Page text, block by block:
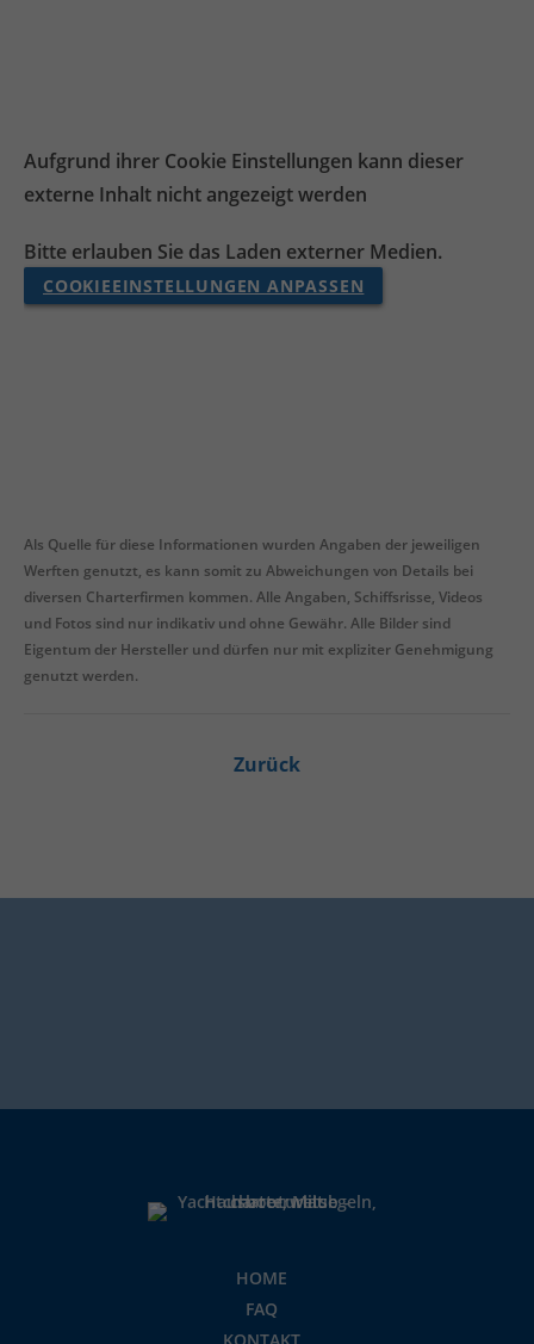
Aufgrund ihrer Cookie Einstellungen kann dieser
externe Inhalt nicht angezeigt werden
Bitte erlauben Sie das Laden externer Medien.
COOKIEEINSTELLUNGEN ANPASSEN
Als Quelle für diese Informationen wurden Angaben der jeweiligen
Werften genutzt, es kann somit zu Abweichungen von Details bei
diversen Charterfirmen kommen. Alle Angaben, Schiffsrisse, Videos
und Fotos sind nur indikativ und ohne Gewähr. Alle Bilder sind
Eigentum der Hersteller und dürfen nur mit expliziter Genehmigung
genutzt werden.
Zurück
HOME
FAQ